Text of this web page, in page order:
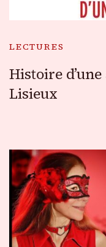
LECTURES
Histoire
Lisieux